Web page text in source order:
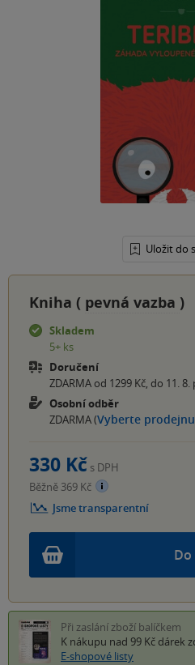
Uložit do
Kniha ( pevná vazba )
Skladem
5+ ks
Doručení
ZDARMA od 1299 Kč, do 11.
Osobní odběr
ZDARMA (Vyberte prodejnu
330 Kč s DPH
Běžně 369 Kč
Jsme transparentní
Při zaslání zboží balíčkem
K nákupu nad 99 Kč dárek
E-shopové listy